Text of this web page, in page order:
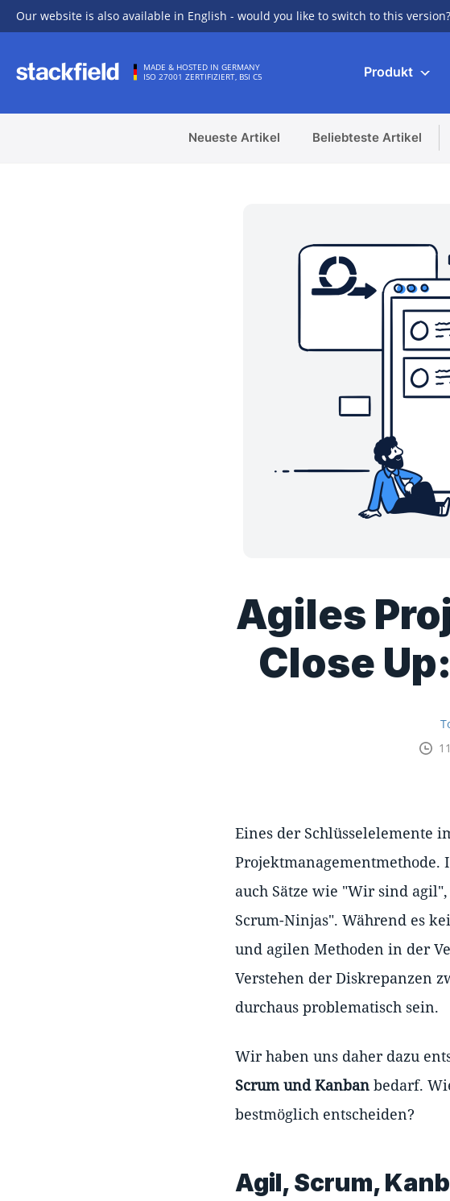
Our website is also available in English - would you like to switch to this version?
MADE & HOSTED IN GERMANY
ISO 27001 ZERTIFIZIERT, BSI C5
Produkt
Neueste Artikel Beliebteste Artikel
Agiles
Close
Eines der Schlüsselelemente
auch Sätze wie "Wir sind
Scrum-Ninjas". Während es
und agilen Methoden in der
Verstehen der Diskrepanzen
durchaus problematisch sein.
Wir haben uns daher dazu
Scrum und Kanban bedarf.
bestmöglich entscheiden?
Agil, Scrum,